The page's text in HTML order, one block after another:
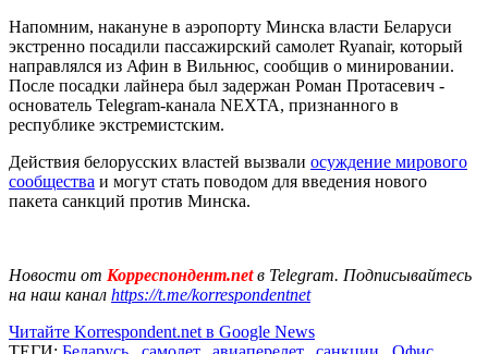
Напомним, накануне в аэропорту Минска власти Беларуси
экстренно посадили пассажирский самолет Ryanair, который
направлялся из Афин в Вильнюс, сообщив о минировании.
После посадки лайнера был задержан Роман Протасевич -
основатель Telegram-канала NEXTA, признанного в
республике экстремистским.
Действия белорусских властей вызвали осуждение мирового
сообщества и могут стать поводом для введения нового
пакета санкций против Минска.
Новости от Корреспондент.netв Telegram. Подписывайтесь
на наш канал https://t.me/korrespondentnet
Читайте Korrespondent.net в Google News